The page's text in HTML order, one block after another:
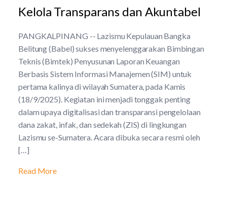
Kelola Transparans dan Akuntabel
PANGKALPINANG -- Lazismu Kepulauan Bangka
Belitung (Babel) sukses menyelenggarakan Bimbingan
Teknis (Bimtek) Penyusunan Laporan Keuangan
Berbasis Sistem Informasi Manajemen (SIM) untuk
pertama kalinya di wilayah Sumatera, pada Kamis
(18/9/2025). Kegiatan ini menjadi tonggak penting
dalam upaya digitalisasi dan transparansi pengelolaan
dana zakat, infak, dan sedekah (ZIS) di lingkungan
Lazismu se-Sumatera. Acara dibuka secara resmi oleh
[…]
Read More